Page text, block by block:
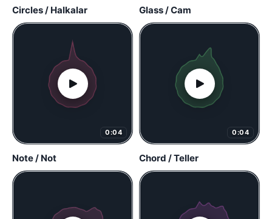
Circles / Halkalar Glass / Cam
0:04
Note / Not
0:04
Chord / Teller